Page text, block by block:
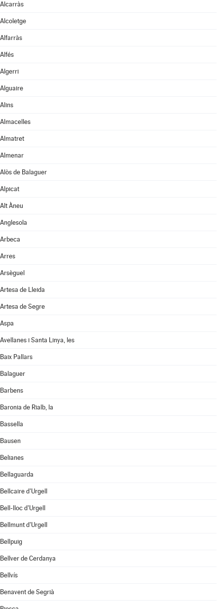
Alcarràs
Alcoletge
Alfarràs
Alfés
Algerri
Alguaire
Alins
Almacelles
Almatret
Almenar
Alòs de Balaguer
Alpicat
Alt Àneu
Anglesola
Arbeca
Arres
Arsèguel
Artesa de Lleida
Artesa de Segre
Aspa
Avellanes i Santa Linya, les
Baix Pallars
Balaguer
Barbens
Baronia de Rialb, la
Bassella
Bausen
Belianes
Bellaguarda
Bellcaire d'Urgell
Bell-lloc d'Urgell
Bellmunt d'Urgell
Bellpuig
Bellver de Cerdanya
Bellvís
Benavent de Segrià